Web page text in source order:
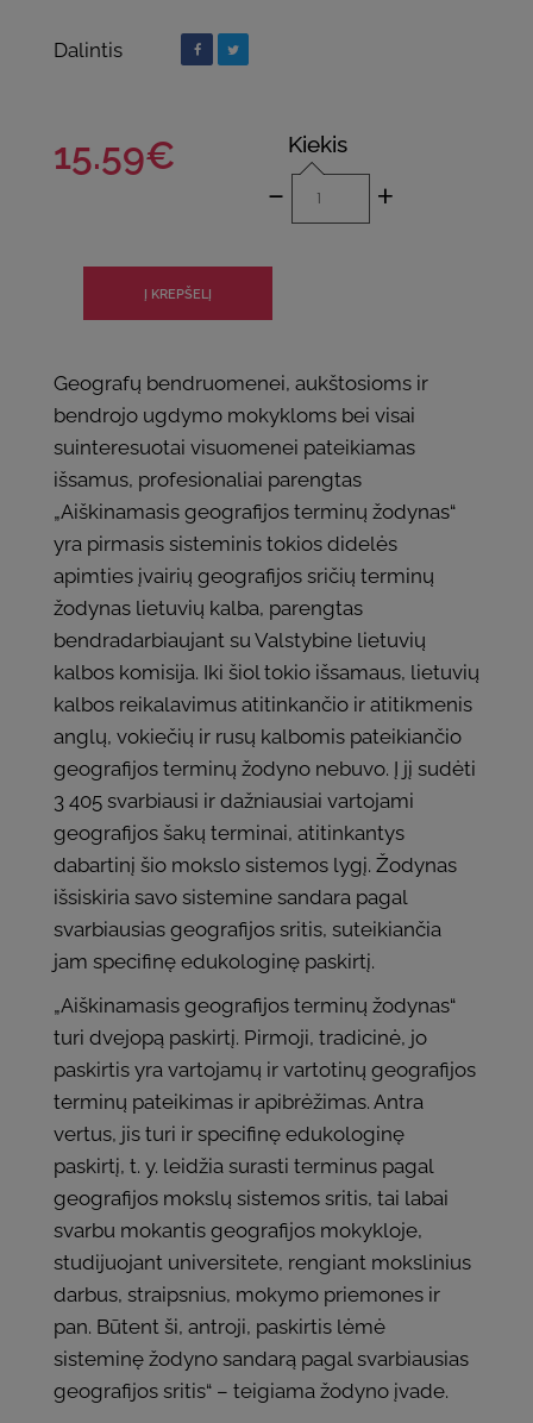
Dalintis
15.59€ Kiekis
- +
Geografų bendruomenei, aukštosioms ir
bendrojo ugdymo mokykloms bei visai
suinteresuotai visuomenei pateikiamas
išsamus, profesionaliai parengtas
„Aiškinamasis geografijos terminų žodynas“
yra pirmasis sisteminis tokios didelės
apimties įvairių geografijos sričių terminų
žodynas lietuvių kalba, parengtas
bendradarbiaujant su Valstybine lietuvių
kalbos komisija. Iki šiol tokio išsamaus, lietuvių
kalbos reikalavimus atitinkančio ir atitikmenis
anglų, vokiečių ir rusų kalbomis pateikiančio
geografijos terminų žodyno nebuvo. Į jį sudėti
3 405 svarbiausi ir dažniausiai vartojami
geografijos šakų terminai, atitinkantys
dabartinį šio mokslo sistemos lygį. Žodynas
išsiskiria savo sistemine sandara pagal
svarbiausias geografijos sritis, suteikiančia
jam specifinę edukologinę paskirtį.
„Aiškinamasis geografijos terminų žodynas“
turi dvejopą paskirtį. Pirmoji, tradicinė, jo
paskirtis yra vartojamų ir vartotinų geografijos
terminų pateikimas ir apibrėžimas. Antra
vertus, jis turi ir specifinę edukologinę
paskirtį, t. y. leidžia surasti terminus pagal
geografijos mokslų sistemos sritis, tai labai
svarbu mokantis geografijos mokykloje,
studijuojant universitete, rengiant mokslinius
darbus, straipsnius, mokymo priemones ir
pan. Būtent ši, antroji, paskirtis lėmė
sisteminę žodyno sandarą pagal svarbiausias
geografijos sritis“ – teigiama žodyno įvade.